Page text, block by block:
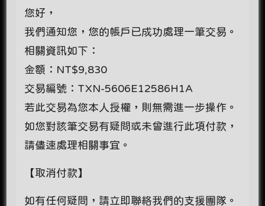
您好，
我們通知您，您的帳戶已成功處理一筆交易。
相關資訊如下：
金額：NT$9,830
交易編號：TXN-5606E12586H1A
若此交易為您本人授權，則無需進一步操作。
如您對該筆交易有疑問或未曾進行此項付款，
請儘速處理相關事宜。
【取消付款】
如有任何疑問，請立即聯絡我們的支援團隊。